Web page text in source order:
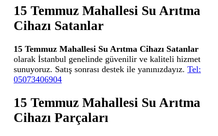
15 Temmuz Mahallesi Su Arıtma
Cihazı Satanlar
15 Temmuz Mahallesi Su Arıtma Cihazı Satanlar
olarak İstanbul genelinde güvenilir ve kaliteli hizmet
sunuyoruz. Satış sonrası destek ile yanınızdayız. Tel:
05073406904
15 Temmuz Mahallesi Su Arıtma
Cihazı Parçaları